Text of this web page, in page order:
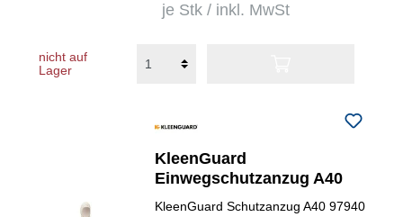
je Stk / inkl. MwSt
nicht auf
Lager
KleenGuard
Einwegschutzanzug A40
KleenGuard Schutzanzug A40 97940